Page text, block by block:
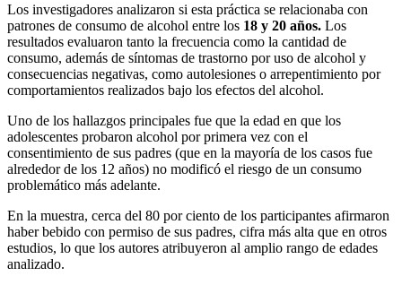
Los investigadores analizaron si esta práctica se relacionaba con
patrones de consumo de alcohol entre los 18 y 20 años. Los
resultados evaluaron tanto la frecuencia como la cantidad de
consumo, además de síntomas de trastorno por uso de alcohol y
consecuencias negativas, como autolesiones o arrepentimiento por
comportamientos realizados bajo los efectos del alcohol.
Uno de los hallazgos principales fue que la edad en que los
adolescentes probaron alcohol por primera vez con el
consentimiento de sus padres (que en la mayoría de los casos fue
alrededor de los 12 años) no modificó el riesgo de un consumo
problemático más adelante.
En la muestra, cerca del 80 por ciento de los participantes afirmaron
haber bebido con permiso de sus padres, cifra más alta que en otros
estudios, lo que los autores atribuyeron al amplio rango de edades
analizado.